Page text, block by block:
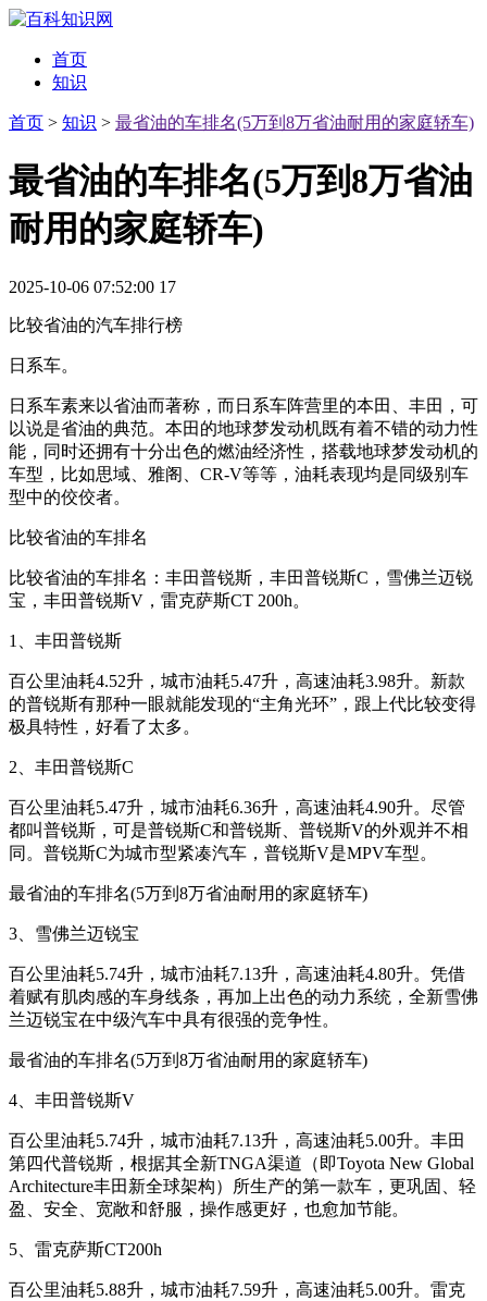
首页
知识
首页 > 知识 > 最省油的车排名(5万到8万省油耐用的家庭轿车)
最省油的车排名(5万到8万省油
耐用的家庭轿车)
2025-10-06 07:52:00 17
比较省油的汽车排行榜
日系车。
日系车素来以省油而著称，而日系车阵营里的本田、丰田，可
以说是省油的典范。本田的地球梦发动机既有着不错的动力性
能，同时还拥有十分出色的燃油经济性，搭载地球梦发动机的
车型，比如思域、雅阁、CR-V等等，油耗表现均是同级别车
型中的佼佼者。
比较省油的车排名
比较省油的车排名：丰田普锐斯，丰田普锐斯C，雪佛兰迈锐
宝，丰田普锐斯V，雷克萨斯CT 200h。
1、丰田普锐斯
百公里油耗4.52升，城市油耗5.47升，高速油耗3.98升。新款
的普锐斯有那种一眼就能发现的“主角光环”，跟上代比较变得
极具特性，好看了太多。
2、丰田普锐斯C
百公里油耗5.47升，城市油耗6.36升，高速油耗4.90升。尽管
都叫普锐斯，可是普锐斯C和普锐斯、普锐斯V的外观并不相
同。普锐斯C为城市型紧凑汽车，普锐斯V是MPV车型。
最省油的车排名(5万到8万省油耐用的家庭轿车)
3、雪佛兰迈锐宝
百公里油耗5.74升，城市油耗7.13升，高速油耗4.80升。凭借
着赋有肌肉感的车身线条，再加上出色的动力系统，全新雪佛
兰迈锐宝在中级汽车中具有很强的竞争性。
最省油的车排名(5万到8万省油耐用的家庭轿车)
4、丰田普锐斯V
百公里油耗5.74升，城市油耗7.13升，高速油耗5.00升。丰田
第四代普锐斯，根据其全新TNGA渠道（即Toyota New Global
Architecture丰田新全球架构）所生产的第一款车，更巩固、轻
盈、安全、宽敞和舒服，操作感更好，也愈加节能。
5、雷克萨斯CT200h
百公里油耗5.88升，城市油耗7.59升，高速油耗5.00升。雷克